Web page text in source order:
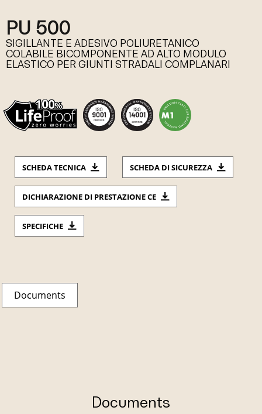
PU 500
SIGILLANTE E ADESIVO POLIURETANICO
COLABILE BICOMPONENTE AD ALTO MODULO
ELASTICO PER GIUNTI STRADALI COMPLANARI
SCHEDA TECNICA SCHEDA DI SICUREZZA
DICHIARAZIONE DI PRESTAZIONE CE
SPECIFICHE
Documents
Documents